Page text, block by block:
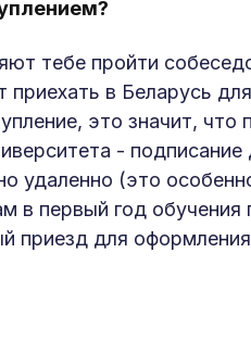
тебе пройти
приехать в Беларусь
это значит, что
- подписание
удаленно (это
в первый год
приезд для